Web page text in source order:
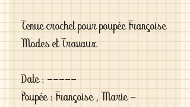
Tenue crochet pour poupée Françoise
Modes et Travaux
Date : -----
Poupée : Françoise , Marie -